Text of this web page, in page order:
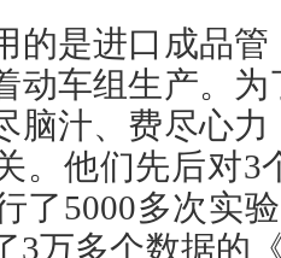
是进口成品管
动车组生产。
脑汁、费尽心
。他们先后对3
了5000多次实
3万多个数据的